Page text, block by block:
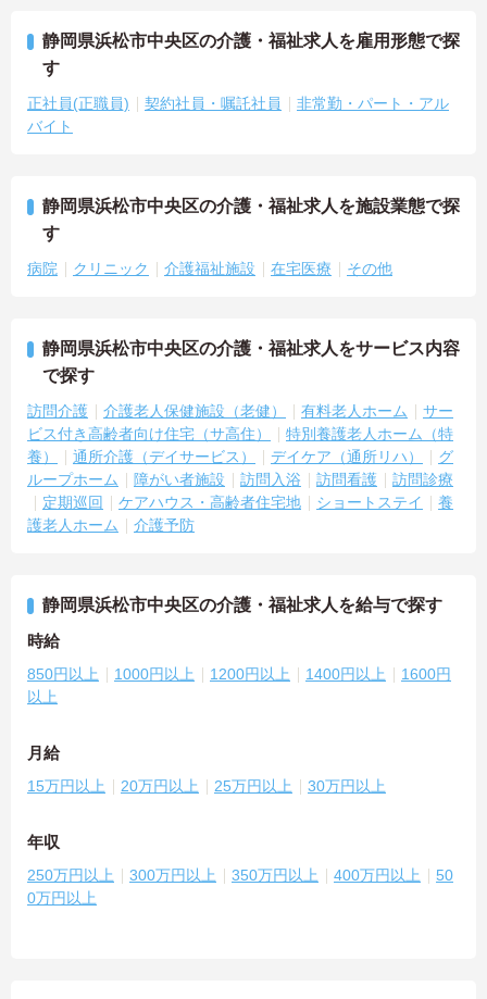
静岡県浜松市中央区の介護・福祉求人を雇用形態で探
す
正社員(正職員) 契約社員・嘱託社員
非常勤・パート・アル
バイト
静岡県浜松市中央区の介護・福祉求人を施設業態で探
す
病院 クリニック 介護福祉施設 在宅医療 その他
静岡県浜松市中央区の介護・福祉求人をサービス内容
で探す
訪問介護 介護老人保健施設（老健） 有料老人ホーム
サー
ビス付き高齢者向け住宅（サ高住）
特別養護老人ホーム（特
養）
通所介護（デイサービス） デイケア（通所リハ）
グ
ループホーム
障がい者施設 訪問入浴 訪問看護
訪問診療
定期巡回
ケアハウス・高齢者住宅地 ショートステイ
養
護老人ホーム
介護予防
静岡県浜松市中央区の介護・福祉求人を給与で探す
時給
850円以上 1000円以上 1200円以上 1400円以上
1600円
以上
月給
15万円以上 20万円以上 25万円以上 30万円以上
年収
250万円以上 300万円以上 350万円以上 400万円以上
50
0万円以上